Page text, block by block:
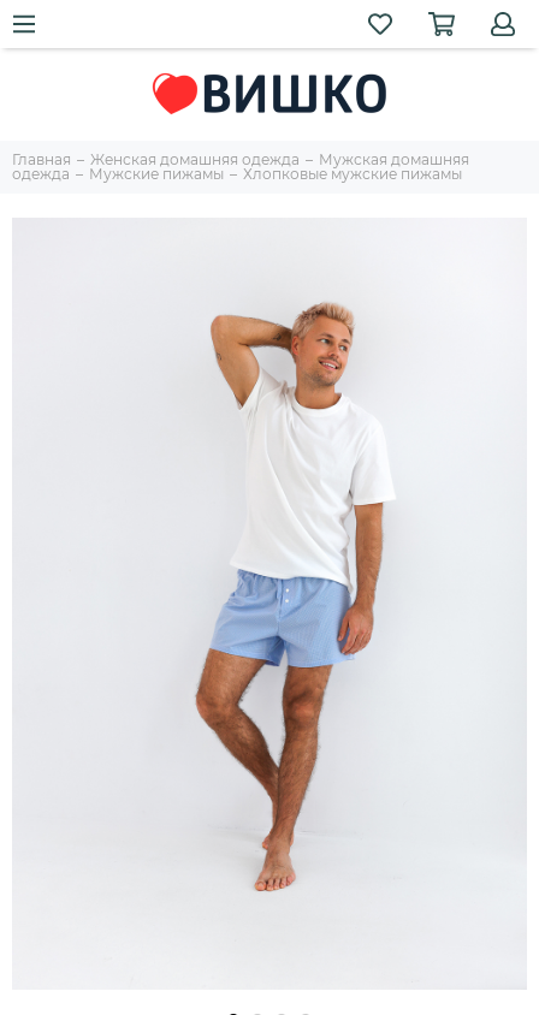
Главная Женская домашняя одежда
Мужская домашняя
одежда
Мужские пижамы Хлопковые мужские пижамы